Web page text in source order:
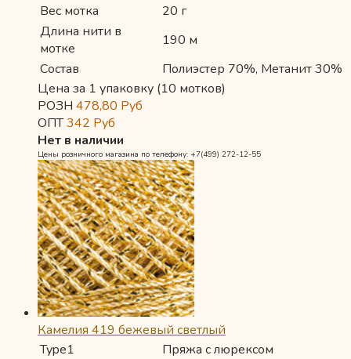
Вес мотка
20 г
Длина нити в
мотке
190 м
Состав
Полиэстер 70%, Метанит 30%
Цена за 1 упаковку (10 мотков)
РОЗН 478,80 Руб
ОПТ342 Руб
Нет в наличии
Цены розничного магазина по телефону: +7(499) 272-12-55
Камелия 419 бежевый светлый
Type1
Пряжа с люрексом